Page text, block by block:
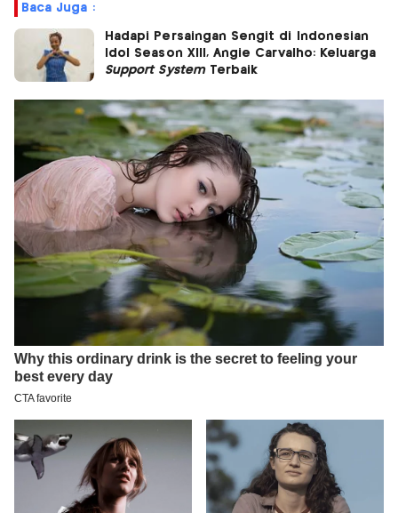
Baca Juga :
Hadapi Persaingan Sengit di Indonesian
Idol Season XIII, Angie Carvalho: Keluarga
Support SystemTerbaik